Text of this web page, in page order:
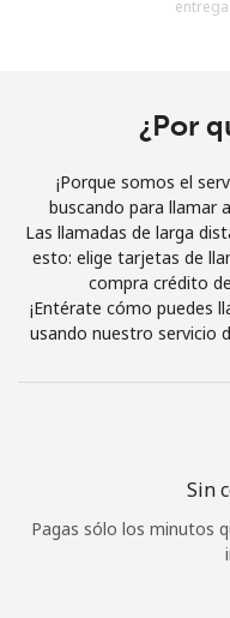
Al abrir una cuenta en
Inicia
¿Por
¡Porque somos el
buscando para llamar
Las llamadas de larga
esto: elige tarjetas de
compra crédito
¡Entérate cómo puedes
usando nuestro servicio
Sin
Pagas sólo los minutos